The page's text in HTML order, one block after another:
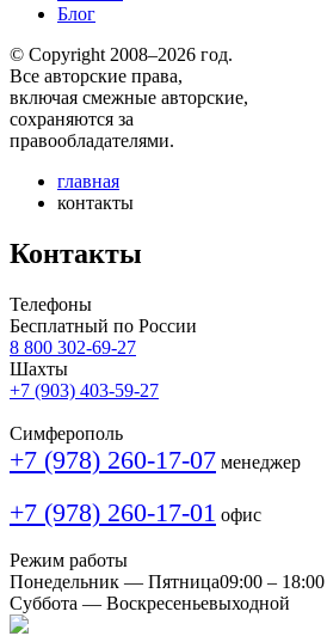
Блог
© Copyright 2008–2026 год.
Все авторские права,
включая смежные авторские,
сохраняются за
правообладателями.
главная
контакты
Контакты
Телефоны
Бесплатный по России
8 800 302-69-27
Шахты
+7 (903) 403-59-27
Симферополь
+7 (978) 260-17-07 менеджер
+7 (978) 260-17-01 офис
Режим работы
Понедельник — Пятница09:00 – 18:00
Суббота — Воскресеньевыходной